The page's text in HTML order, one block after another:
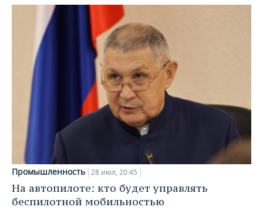
Промышленность 28 июл, 20:45
На автопилоте: кто будет управлять
беспилотной мобильностью